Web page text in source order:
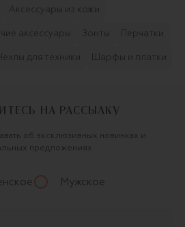
Аксессуары из кожи
аксессуары Зонты Перчатки
для техники Шарфы и платки
НА РАССЫЛКУ
об эксклюзивных новинках и
предложениях
Мужское